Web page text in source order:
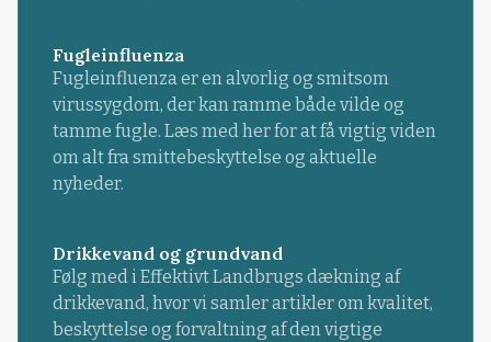
Fugleinfluenza
Fugleinfluenza er en alvorlig og smitsom
virussygdom, der kan ramme både vilde og
tamme fugle. Læs med her for at få vigtig viden
om alt fra smittebeskyttelse og aktuelle
nyheder.
Drikkevand og grundvand
Følg med i Effektivt Landbrugs dækning af
drikkevand, hvor vi samler artikler om kvalitet,
beskyttelse og forvaltning af den vigtige